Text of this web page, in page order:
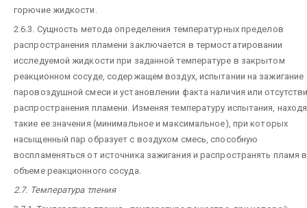
горючие жидкости.
2.6.3. Сущность метода определения температурных пределов
распространения пламени заключается в термостатировании
исследуемой жидкости при заданной температуре в закрытом
реакционном сосуде, содержащем воздух, испытании на зажигание
паровоздушной смеси и установлении факта наличия или
распространения пламени. Изменяя температуру испытания,
такие ее значения (минимальное и максимальное), при которых
насыщенный пар образует с воздухом смесь, способную
воспламеняться от источника зажигания и распространять пламя в
объеме реакционного сосуда.
2.7. Температура тления